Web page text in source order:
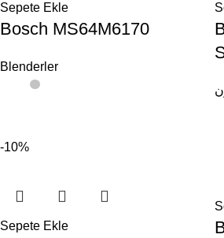
Sepete Ekle
Bosch MS64M6170
Blenderler
-10%
Sepete Ekle